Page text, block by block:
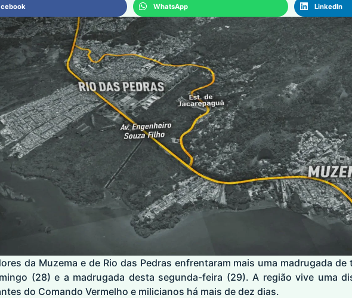
WhatsApp LinkedIn
da Muzema e de Rio das Pedras enfrentaram mais uma madrugada
(28) e a madrugada desta segunda-feira (29). A região vive uma
do Comando Vermelho e milicianos há mais de dez dias.